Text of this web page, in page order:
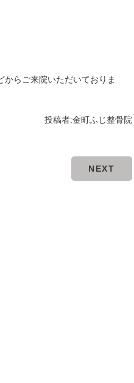
らご来院いただいておりま
投稿者:金町ふじ整骨院
NEXT